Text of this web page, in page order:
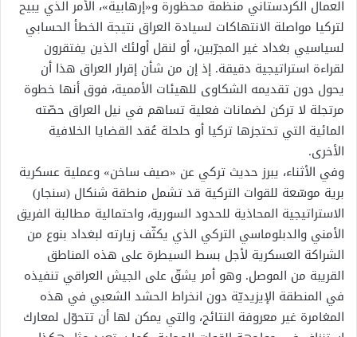
العمال الكردستاني منظمة محظورة و«إرهابية»، الأمر الذي يبيح
لتركيا مواصلة الانتهاكات لسيادة العراق نتيجة الخطأ الحسابي
لسياسيي بغداد غير المجرّبين، أو لنقل أولئك الذين يفتقرون
لقراءة استراتيجية دقيقة. إذ إن من شأن إقرار العراق هذا أن
يحول دون تقديمه الشكاوى للهيئات الأممية، فوق أنها خطوة
مرتجلة لا تركن لضمانات فعلية تساهم في نيل العراق حصّته
المائية التي تحتجزها تركيا أو حلحلة عُقد القضايا الخلافية
الأخرى.
وفي الأثناء، يبرز حديث تركي عن «صيف ساخن» وعملية عسكرية
برية موسّعة للقوات التركية قد تشمل منطقة شنكال (سنجار)
الاستراتيجية المحاذية للحدود السورية، واحتمالية مطالبة الفريق
الأمني والدبلوماسي التركي الذي يكثّف زيارته لبغداد بنوع من
الشراكة العسكرية لأجل بسط السيطرة على هذه المناطق
القريبة من الموصل. وهو أمر يشقّ على الجيش العراقي تنفيذه
في المنطقة الإيزيديّة دون انخراط الحشد الشعبي في هذه
المغامرة غير معروفة النتائج، والتي يمكن لها أن تتحوّل لمعارك